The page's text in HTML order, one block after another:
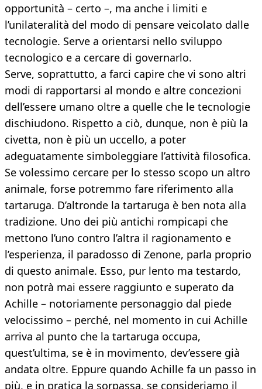
opportunità – certo –, ma anche i limiti e
l’unilateralità del modo di pensare veicolato dalle
tecnologie. Serve a orientarsi nello sviluppo
tecnologico e a cercare di governarlo.
Serve, soprattutto, a farci capire che vi sono altri
modi di rapportarsi al mondo e altre concezioni
dell’essere umano oltre a quelle che le tecnologie
dischiudono. Rispetto a ciò, dunque, non è più la
civetta, non è più un uccello, a poter
adeguatamente simboleggiare l’attività filosofica.
Se volessimo cercare per lo stesso scopo un altro
animale, forse potremmo fare riferimento alla
tartaruga. D’altronde la tartaruga è ben nota alla
tradizione. Uno dei più antichi rompicapi che
mettono l’uno contro l’altra il ragionamento e
l’esperienza, il paradosso di Zenone, parla proprio
di questo animale. Esso, pur lento ma testardo,
non potrà mai essere raggiunto e superato da
Achille – notoriamente personaggio dal piede
velocissimo – perché, nel momento in cui Achille
arriva al punto che la tartaruga occupa,
quest’ultima, se è in movimento, dev’essere già
andata oltre. Eppure quando Achille fa un passo in
più, e in pratica la sorpassa, se consideriamo il